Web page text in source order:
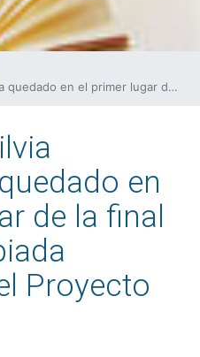
la final de la X Olimpiada Financiera del Proyecto Edufinet
en
de la final
Proyecto